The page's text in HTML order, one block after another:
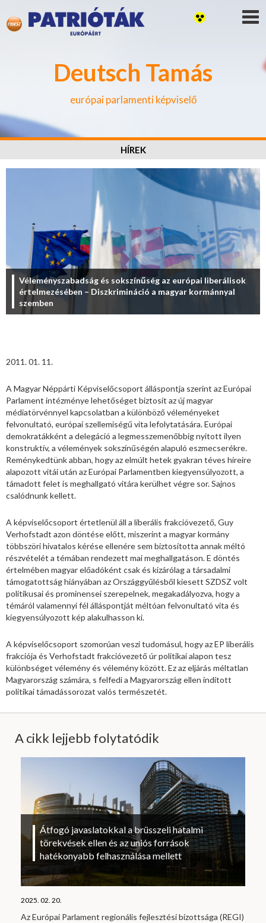
Deutsch Tamás
európai parlamenti képviselő
HÍREK
Véleményszabadság és sokszínűség az európai liberálisok
értelmezésében – Diszkrimináció a magyar kormánnyal
szemben
2011. 01. 11.
A Magyar Néppárti Képviselőcsoport álláspontja szerint az Európai
Parlament intézménye lehetőséget biztosít az új magyar
médiatörvénnyel kapcsolatban a különböző véleményeket
felvonultató, európai szellemiségű vita lefolytatására. Európai
demokratákként a delegáció a legmesszemenőbbig nyitott ilyen
konstruktív, a vélemények sokszínűségén alapuló eszmecserékre.
Reménykedtünk abban, hogy az elmúlt hetek gyakran téves híreire
alapozott vitái után az Európai Parlamentben kiegyensúlyozott, a
támadott felet is meghallgató vitára kerülhet végre sor. Sajnos
csalódnunk kellett.
A képviselőcsoport értetlenül áll a liberális frakcióvezető, Guy
Verhofstadt azon döntése előtt, miszerint a magyar kormány
többszöri hivatalos kérése ellenére sem biztosította annak méltó
részvételét a témában rendezett mai meghallgatáson. E döntés
értelmében magyar előadóként csak és kizárólag a társadalmi
támogatottság hiányában az Országgyűlésből kiesett SZDSZ volt
politikusai és prominensei szerepelnek, megakadályozva, hogy a
témáról valamennyi fél álláspontját méltóan felvonultató vita és
kiegyensúlyozott kép alakulhasson ki.
A képviselőcsoport szomorúan veszi tudomásul, hogy az EP liberális
frakciója és Verhofstadt frakcióvezető úr politikai alapon tesz
különbséget vélemény és vélemény között. Ez az eljárás méltatlan
Magyarország számára, s felfedi a Magyarország ellen indított
politikai támadássorozat valós természetét.
A cikk lejjebb folytatódik
Átfogó javaslatokkal a brüsszeli hatalmi
törekvések ellen és az uniós források
hatékonyabb felhasználása mellett
2025. 02. 20.
Az Európai Parlament regionális fejlesztési bizottsága (REGI)